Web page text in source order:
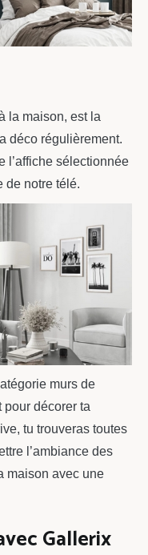
la maison, est la
déco régulièrement.
l’affiche sélectionnée
de notre télé.
murs de
pour décorer ta
tu trouveras toutes
l’ambiance des
maison avec une
Gallerix